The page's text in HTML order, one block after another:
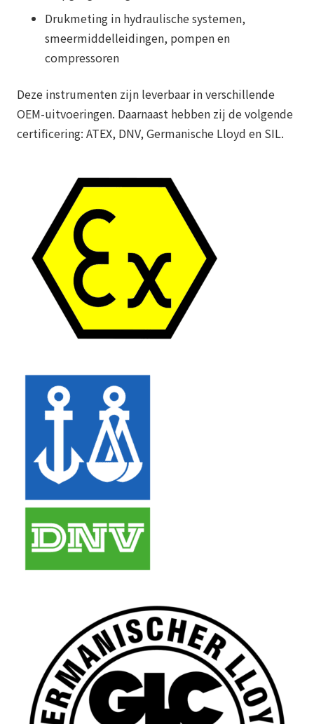
Drukmeting in hydraulische systemen,
smeermiddelleidingen, pompen en
compressoren
Deze instrumenten zijn leverbaar in verschillende
OEM-uitvoeringen. Daarnaast hebben zij de volgende
certificering: ATEX, DNV, Germanische Lloyd en SIL.